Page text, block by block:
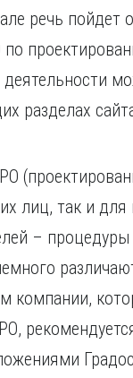
Челны
речь пойдет
по
разделах
лиц, так и
– процедуры
компании,